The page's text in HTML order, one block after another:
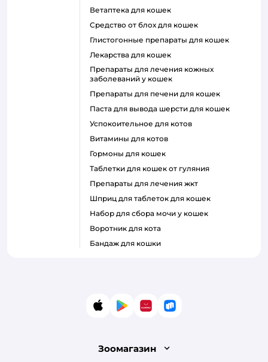
ветаптека для кошек
средство от блох для кошек
глистогонные препараты для кошек
лекарства для кошек
препараты для лечения кожных
заболеваний у кошек
препараты для печени для кошек
паста для вывода шерсти для кошек
успокоительное для котов
витамины для котов
гормоны для кошек
таблетки для кошек от гуляния
препараты для лечения жкт
шприц для таблеток для кошек
набор для сбора мочи у кошек
воротник для кота
бандаж для кошки
App StoreGoogle Play
AppGallery
RuStore
Зоомагазин